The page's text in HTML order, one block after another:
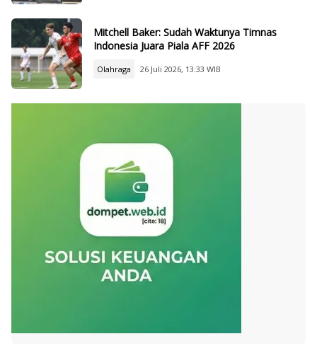
Mitchell Baker: Sudah Waktunya Timnas
Indonesia Juara Piala AFF 2026
Olahraga 26 Juli 2026, 13:33 WIB